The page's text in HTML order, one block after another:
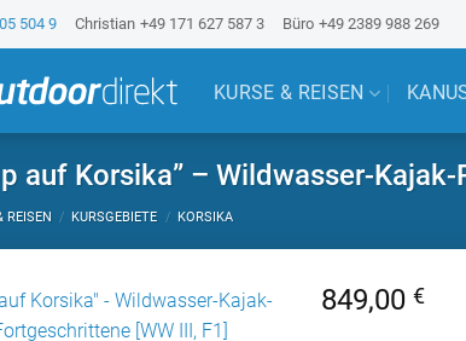
504 9 Christian +49 171 627 587 3 Büro +49 2389 988 269
KURSE & REISEN
auf Korsika” – Wildwasser-
REISEN / KURSGEBIETE / KORSIKA
849,00€